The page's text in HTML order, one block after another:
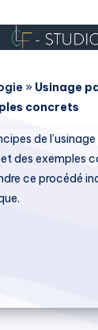
» Usinage
concrets